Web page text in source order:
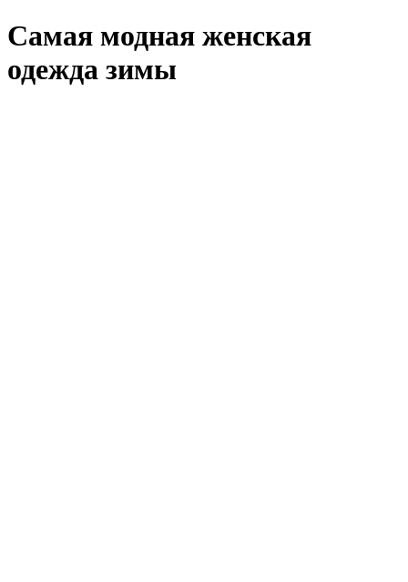
Самая модная женская
одежда зимы